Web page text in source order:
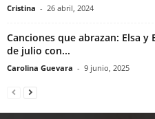
Cristina - 26 abril, 2024
Canciones que abrazan: Elsa y
de julio con...
Carolina Guevara - 9 junio, 2025